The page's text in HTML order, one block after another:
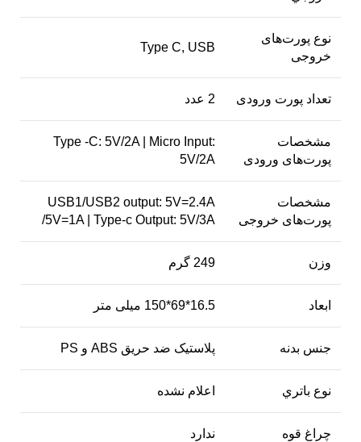
نوع پورت‌های
خروجی
Type C, USB
تعداد پورت ورودی 2 عدد
مشخصات
پورت‌های ورودی
Type -C: 5V/2A | Micro Input:
5V/2A
مشخصات
پورت‌های خروجی
USB1/USB2 output: 5V=2.4A
/5V=1A | Type-c Output: 5V/3A
وزن 249 گرم
ابعاد 16.5*69*150 میلی متر
جنس بدنه پلاستیک ضد حریق ABS و PS
نوع باتري اعلام نشده
چراغ قوه ندارد